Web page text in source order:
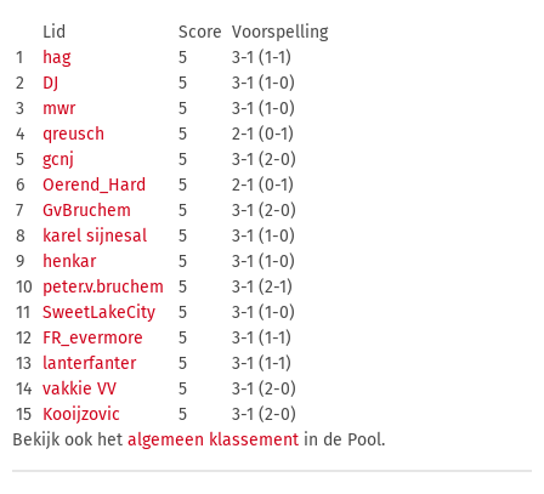
Lid Score Voorspelling
1
hag 5
3-1 (1-1)
2
DJ 5
3-1 (1-0)
3
mwr 5
3-1 (1-0)
4
qreusch 5
2-1 (0-1)
5
gcnj 5
3-1 (2-0)
6
Oerend_Hard 5
2-1 (0-1)
7
GvBruchem 5
3-1 (2-0)
8
karel sijnesal 5
3-1 (1-0)
9
henkar 5
3-1 (1-0)
10 peter.v.bruchem 5
3-1 (2-1)
11
SweetLakeCity 5
3-1 (1-0)
12 FR_evermore 5
3-1 (1-1)
13 lanterfanter 5
3-1 (1-1)
14 vakkie VV 5
3-1 (2-0)
15 Kooijzovic 5
3-1 (2-0)
Bekijk ook het algemeen klassement in de Pool.